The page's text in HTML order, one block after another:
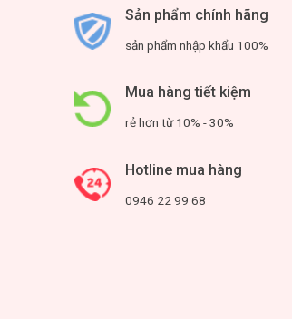
Sản phẩm chính hãng
sản phẩm nhập khẩu 100%
Mua hàng tiết kiệm
rẻ hơn từ 10% - 30%
Hotline mua hàng
0946 22 99 68